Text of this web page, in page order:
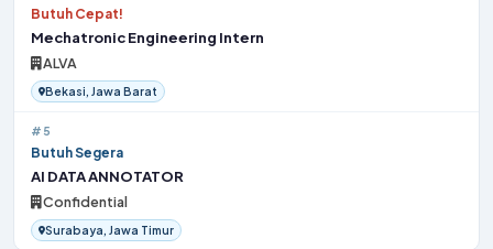
Butuh Cepat!
Mechatronic Engineering Intern
ALVA
Bekasi, Jawa Barat
#5
Butuh Segera
AI DATA ANNOTATOR
Confidential
Surabaya, Jawa Timur